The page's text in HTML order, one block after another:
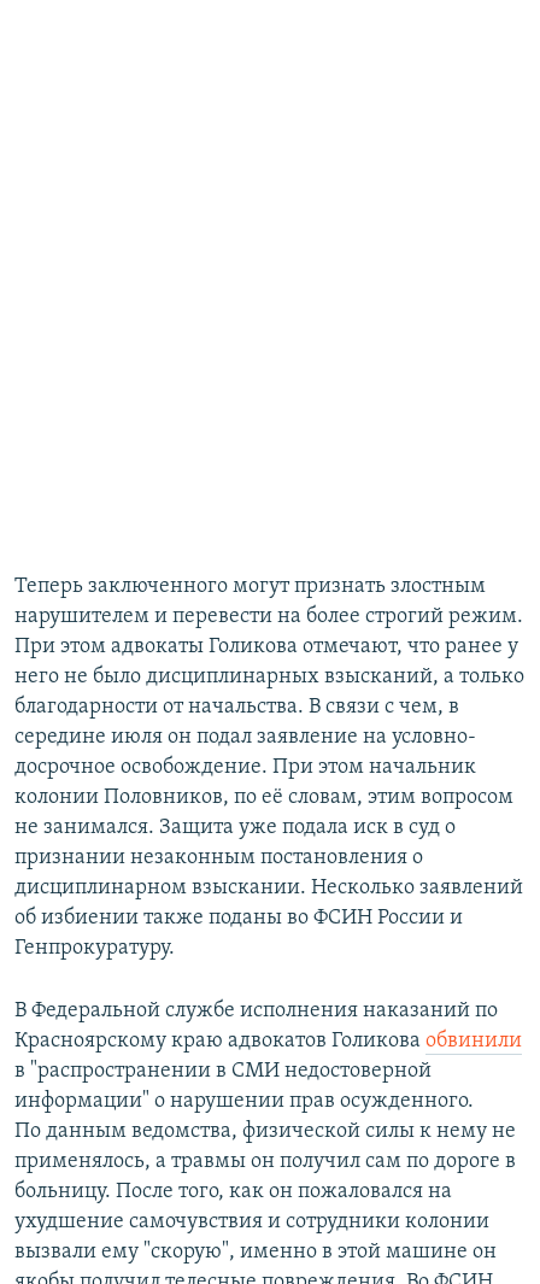
Теперь заключенного могут признать злостным
нарушителем и перевести на более строгий режим.
При этом адвокаты Голикова отмечают, что ранее у
него не было дисциплинарных взысканий, а только
благодарности от начальства. В связи с чем, в
середине июля он подал заявление на условно-
досрочное освобождение. При этом начальник
колонии Половников, по её словам, этим вопросом
не занимался. Защита уже подала иск в суд о
признании незаконным постановления о
дисциплинарном взыскании. Несколько заявлений
об избиении также поданы во ФСИН России и
Генпрокуратуру.
В Федеральной службе исполнения наказаний по
Красноярскому краю адвокатов Голикова обвинили
в "распространении в СМИ недостоверной
информации" о нарушении прав осужденного.
По данным ведомства, физической силы к нему не
применялось, а травмы он получил сам по дороге в
больницу. После того, как он пожаловался на
ухудшение самочувствия и сотрудники колонии
вызвали ему "скорую", именно в этой машине он